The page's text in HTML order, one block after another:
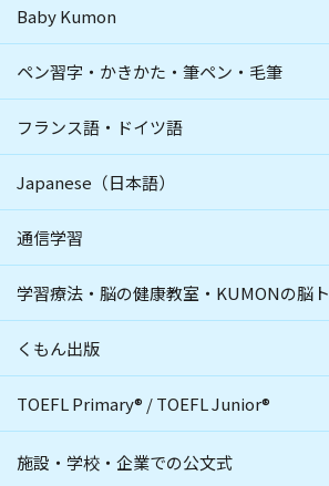
Baby Kumon
ペン習字・かきかた・筆ペン・毛筆
フランス語・ドイツ語
Japanese（日本語）
通信学習
学習療法・脳の健康教室・KUMONの脳
くもん出版
TOEFL Primary® /TOEFL Junior®
施設・学校・企業での公文式